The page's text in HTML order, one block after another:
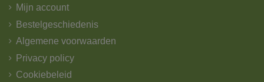
Mijn account
Bestelgeschiedenis
Algemene voorwaarden
Privacy policy
Cookiebeleid